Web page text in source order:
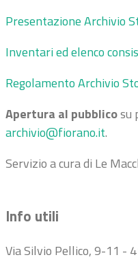
Presentazione Archivio
Inventari ed elenco
Regolamento Archivio
Apertura al pubblicosu
archivio@fiorano.it.
Servizio a cura di Le
Info utili
Via Silvio Pellico, 9-11 -